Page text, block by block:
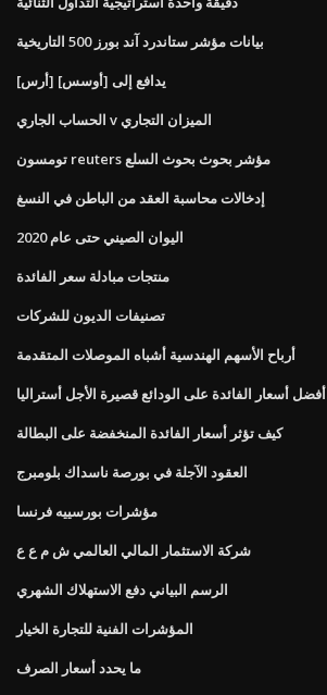
بيانات مؤشر ستاندرد آند بورز 500 التاريخية
يدافع إلى [أوسس] [أرس]
الحساب الجاري v الميزان التجاري
تومسون reuters مؤشر بحوث بحوث السلع
إدخالات محاسبة العقد من الباطن في النسغ
اليوان الصيني حتى عام 2020
منتجات مبادلة سعر الفائدة
تصنيفات الديون للشركات
أرباح الأسهم الهندسية أشباه الموصلات المتقدمة
أفضل أسعار الفائدة على الودائع قصيرة الأجل أستراليا
كيف تؤثر أسعار الفائدة المنخفضة على البطالة
العقود الآجلة في بورصة ناسداك بلومبرج
مؤشرات بورسييه فرنسا
شركة الاستثمار المالي العالمي ش م ع ع
الرسم البياني دفع الاستهلاك الشهري
المؤشرات الفنية للتجارة الخيار
ما يحدد أسعار الصرف